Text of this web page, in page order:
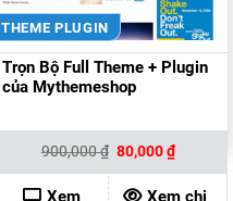
THEME PLUGIN
Trọn Bộ Full Theme + Plugin
của Mythemeshop
900,000₫ Giá
gốc
là:
900,000 ₫.
80,000₫Giá
hiện
tại
là:
Xem
Xem chi